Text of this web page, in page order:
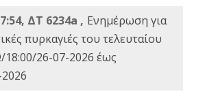
ΔΤ 6234a , Ενημέρωση για
πυρκαγιές του τελευταίου
26-07-2026 έως